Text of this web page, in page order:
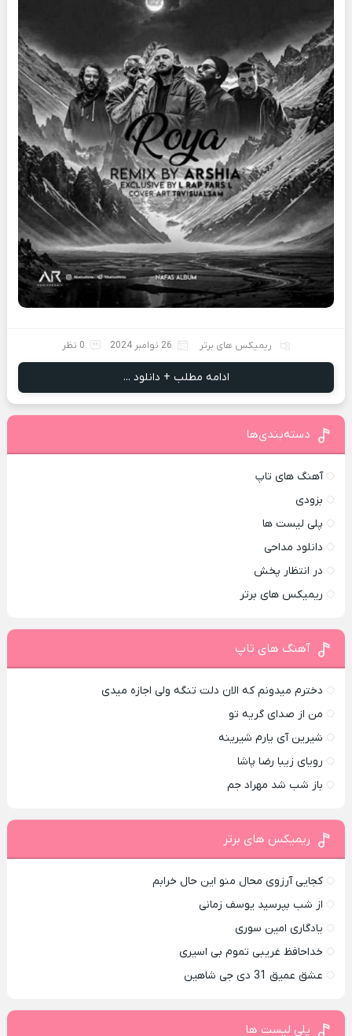
ریمیکس های برتر 26 نوامبر 2024 0 نظر
ادامه مطلب + دانلود ...
دسته‌بندی‌ها
آهنگ های تاپ
بزودی
پلی لیست ها
دانلود مداحی
در انتظار پخش
ریمیکس های برتر
آهنگ های تاپ
دخترم میدونم که الان دلت تنگه ولی اجازه میدی
من از صدای گريه تو
شیرین آی یارم شیرینه
رویای زیبا رضا پاشا
باز شب شد مهراد جم
ریمیکس های برتر
کجایی آرزوی محال منو این حال خرابم
از شب بپرسید یوسف زمانی
یادگاری امین سوری
خداحافظ غریبی تموم بی اسیری
عشق عمیق 31 دی جی شاهین
پلی لیست ها